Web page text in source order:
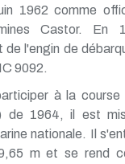
1962 comme
Castor. En
de l'engin de
9092.
à la course
de 1964, il est
nationale. Il
m et se rend